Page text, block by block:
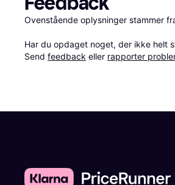
Ovenstående oplysninger stammer
Har du opdaget noget, der ikke helt
Send feedback eller rapporter